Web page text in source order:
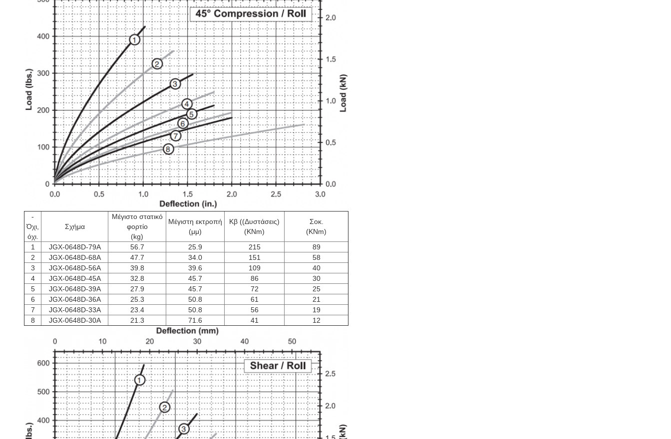
-
Όχι,
όχι.
Σχήμα
Μέγιστο στατικό
φορτίο
(kg)
Μέγιστη εκτροπή
(μμ)
Κβ ((Δυστάσεις)
(KNm)
Σοκ.
(KNm)
1
JGX-0648D-79A 56.7 25.9 215
89
2
JGX-0648D-68A 47.7 34.0 151
58
3
JGX-0648D-56A 39.8 39.6 109
40
4
JGX-0648D-45A 32.8 45.7 86
30
5
JGX-0648D-39A 27.9 45.7 72
25
6
JGX-0648D-36A 25.3 50.8 61
21
7
JGX-0648D-33A 23.4 50.8 56
19
8
JGX-0648D-30A 21.3 71.6 41 12